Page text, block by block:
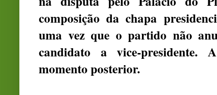
composição da chapa
uma vez que o partido não
candidato a vice-presidente.
momento posterior.